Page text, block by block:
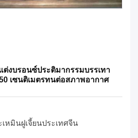
งบรอนซ์ประติมากรรมบรรเทา
เซนติเมตรทนต่อสภาพอากาศ
เหมินฝูเจี้ยนประเทศจีน